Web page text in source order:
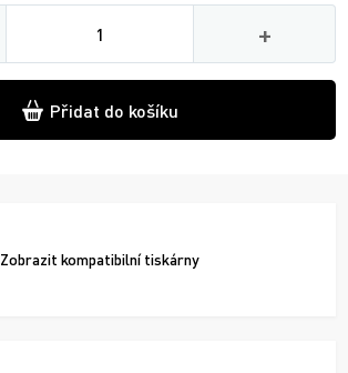
Množství
+
Přidat do košíku
Zobrazit kompatibilní tiskárny